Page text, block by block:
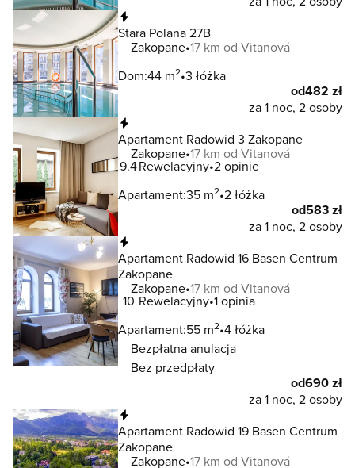
Stara Polana 27B
Zakopane 17 km od Vitanová
Dom:44 m2 3 łóżka
od482 zł
za 1 noc, 2 osoby
Apartament Radowid 3 Zakopane
Zakopane 17 km od Vitanová
9.4Rewelacyjny 2 opinie
Apartament:35 m2 2 łóżka
od583 zł
za 1 noc, 2 osoby
Apartament Radowid 16 Basen Centrum
Zakopane
Zakopane 17 km od Vitanová
10 Rewelacyjny 1 opinia
Apartament:55 m2 4 łóżka
Bezpłatna anulacja
Bez przedpłaty
od690 zł
za 1 noc, 2 osoby
Apartament Radowid 19 Basen Centrum
Zakopane
Zakopane 17 km od Vitanová